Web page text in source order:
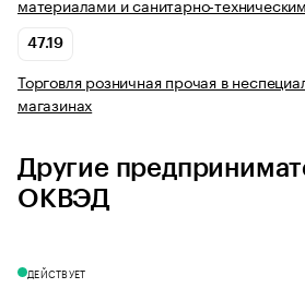
материалами и санитарно-
47.19
Торговля розничная прочая в
магазинах
Другие
ОКВЭД
ДЕЙСТВУЕТ